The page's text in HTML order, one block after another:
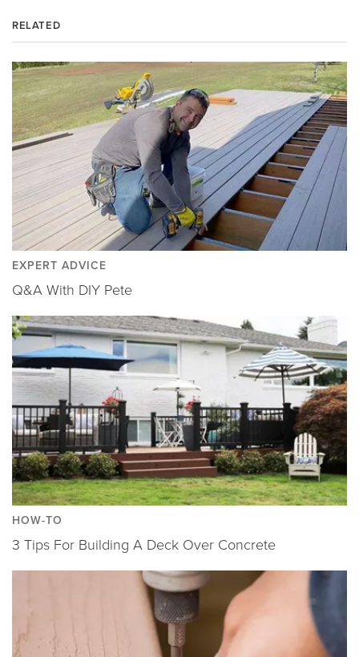
RELATED
EXPERT ADVICE
Q&A With DIY Pete
HOW-TO
3 Tips For Building A Deck Over Concrete